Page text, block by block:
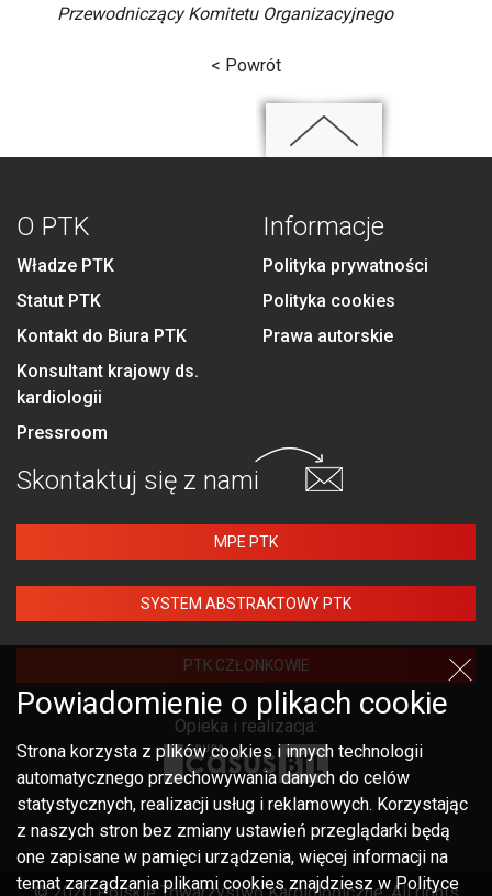
Przewodniczący Komitetu Organizacyjnego
< Powrót
O PTK
Władze PTK
Statut PTK
Kontakt do Biura PTK
Konsultant krajowy ds.
kardiologii
Pressroom
Informacje
Polityka prywatności
Polityka cookies
Prawa autorskie
Skontaktuj się z nami
MPE PTK
SYSTEM ABSTRAKTOWY PTK
PTK CZŁONKOWIE
Opieka i realizacja:
Powiadomienie o plikach cookie
Strona korzysta z plików cookies i innych technologii
automatycznego przechowywania danych do celów
statystycznych, realizacji usług i reklamowych. Korzystając
z naszych stron bez zmiany ustawień przeglądarki będą
one zapisane w pamięci urządzenia, więcej informacji na
temat zarządzania plikami cookies znajdziesz w Polityce